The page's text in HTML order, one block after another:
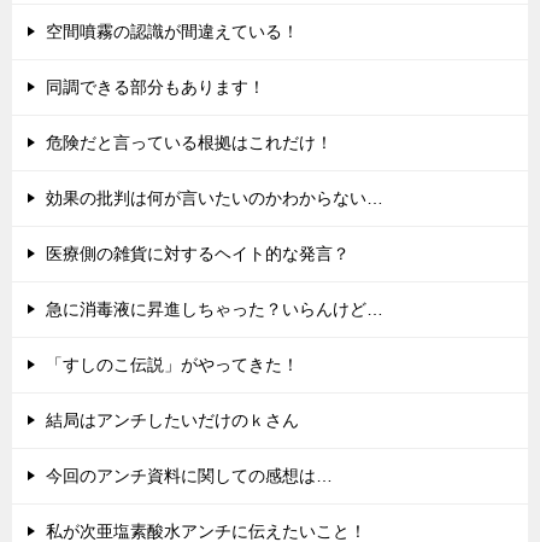
空間噴霧の認識が間違えている！
同調できる部分もあります！
危険だと言っている根拠はこれだけ！
効果の批判は何が言いたいのかわからない…
医療側の雑貨に対するヘイト的な発言？
急に消毒液に昇進しちゃった？いらんけど…
「すしのこ伝説」がやってきた！
結局はアンチしたいだけのｋさん
今回のアンチ資料に関しての感想は…
私が次亜塩素酸水アンチに伝えたいこと！